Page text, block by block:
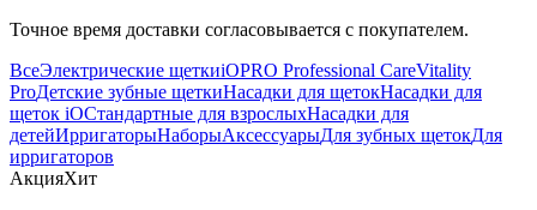
Точное время доставки согласовывается с покупателем.
ВсеЭлектрические щеткиiOPRO Professional CareVitality
ProДетские зубные щеткиНасадки для щетокНасадки для
щеток iOСтандартные для взрослыхНасадки для
детейИрригаторыНаборыАксессуарыДля зубных щетокДля
ирригаторов
АкцияХит